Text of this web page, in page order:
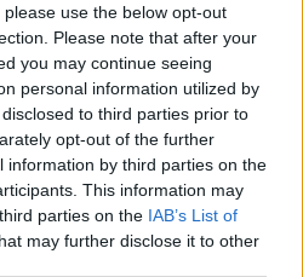
use the below opt-out
Please note that after your
you may continue seeing
personal information utilized by
to third parties prior to
opt-out of the further
information by third parties on the
This information may
parties on the IAB’s List of
may further disclose it to other
vajza ,
vajza e